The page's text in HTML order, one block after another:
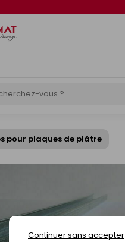
Continuer sans accepter
pour plaques de plâtre